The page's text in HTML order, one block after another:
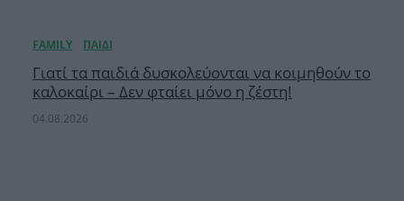
Γιατί τα παιδιά δυσκολεύονται να κοιμηθούν το
καλοκαίρι – Δεν φταίει μόνο η ζέστη!
04.08.2026